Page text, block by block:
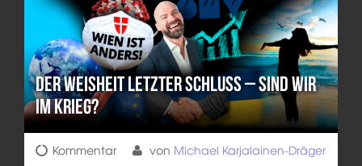
Der Weisheit letzter Schluss – Sind wir
im Krieg?
Kommentar von Michael Karjalainen-Dräger